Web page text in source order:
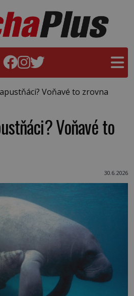
Voňavé to zrovna
Voňavé to
30.6.2026